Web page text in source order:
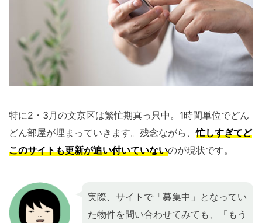
特に2・3月の文京区は繁忙期真っ只中。1時間単位でどん
どん部屋が埋まっていきます。残念ながら、忙しすぎてど
このサイトも更新が追い付いていないのが現状です。
実際、サイトで「募集中」となってい
た物件を問い合わせてみても、「もう